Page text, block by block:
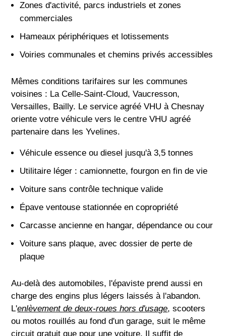
Zones d'activité, parcs industriels et zones
commerciales
Hameaux périphériques et lotissements
Voiries communales et chemins privés accessibles
Mêmes conditions tarifaires sur les communes
voisines : La Celle-Saint-Cloud, Vaucresson,
Versailles, Bailly. Le service agréé VHU à Chesnay
oriente votre véhicule vers le centre VHU agréé
partenaire dans les Yvelines.
Véhicule essence ou diesel jusqu'à 3,5 tonnes
Utilitaire léger : camionnette, fourgon en fin de vie
Voiture sans contrôle technique valide
Épave ventouse stationnée en copropriété
Carcasse ancienne en hangar, dépendance ou cour
Voiture sans plaque, avec dossier de perte de
plaque
Au-delà des automobiles, l'épaviste prend aussi en
charge des engins plus légers laissés à l'abandon.
L'enlèvement de deux-roues hors d'usage, scooters
ou motos rouillés au fond d'un garage, suit le même
circuit gratuit que pour une voiture. Il suffit de